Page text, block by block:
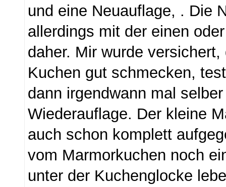
und eine Neuauflage, . Die
allerdings mit der einen
daher. Mir wurde
Kuchen gut schmecken,
dann irgendwann mal
Wiederauflage. Der kleine
auch schon komplett
vom Marmorkuchen noch
unter der Kuchenglocke